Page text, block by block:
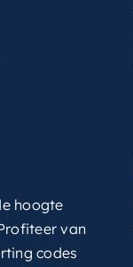
hoogte
van
codes